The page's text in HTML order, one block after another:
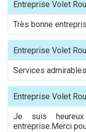
Entreprise Volet
Très bonne
Entreprise Volet
Services admirables
Entreprise Volet
Je suis
entreprise.Merci